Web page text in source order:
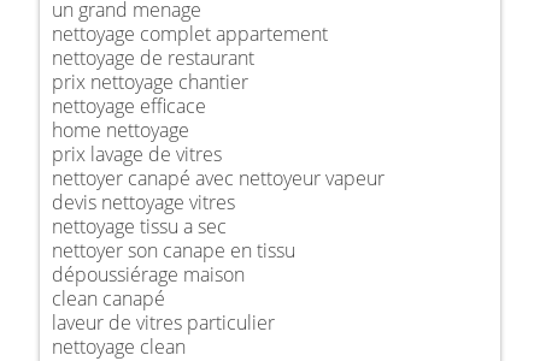
un grand menage
nettoyage complet appartement
nettoyage de restaurant
prix nettoyage chantier
nettoyage efficace
home nettoyage
prix lavage de vitres
nettoyer canapé avec nettoyeur vapeur
devis nettoyage vitres
nettoyage tissu a sec
nettoyer son canape en tissu
dépoussiérage maison
clean canapé
laveur de vitres particulier
nettoyage clean